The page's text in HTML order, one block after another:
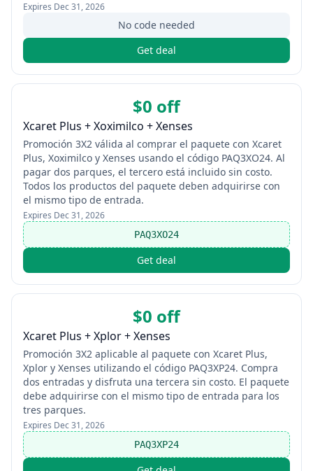
Expires Dec 31, 2026
No code needed
Get deal
$0 off
Xcaret Plus + Xoximilco + Xenses
Promoción 3X2 válida al comprar el paquete con Xcaret
Plus, Xoximilco y Xenses usando el código PAQ3XO24. Al
pagar dos parques, el tercero está incluido sin costo.
Todos los productos del paquete deben adquirirse con
el mismo tipo de entrada.
Expires Dec 31, 2026
PAQ3XO24
Get deal
$0 off
Xcaret Plus + Xplor + Xenses
Promoción 3X2 aplicable al paquete con Xcaret Plus,
Xplor y Xenses utilizando el código PAQ3XP24. Compra
dos entradas y disfruta una tercera sin costo. El paquete
debe adquirirse con el mismo tipo de entrada para los
tres parques.
Expires Dec 31, 2026
PAQ3XP24